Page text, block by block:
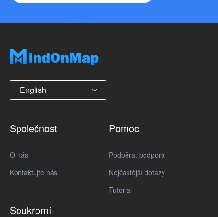
English
Společnost
O nás
Kontaktujte nás
Pomoc
Podpěra, podpora
Nejčastější dotazy
Tutorial
Soukromí